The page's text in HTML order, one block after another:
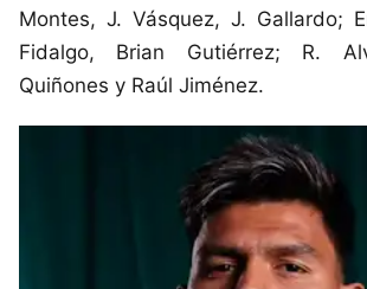
Montes, J. Vásquez, J. Gallardo;
Fidalgo, Brian Gutiérrez; R.
Quiñones y Raúl Jiménez.